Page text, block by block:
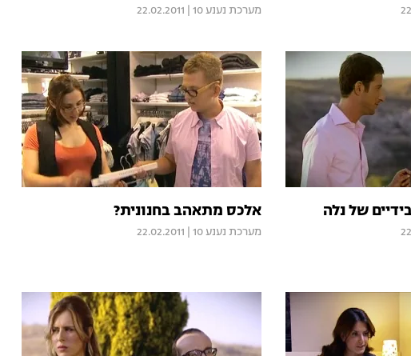
מערכת נענע 10 22.02.2011
אלכס מתאהב בחנונית?
מערכת נענע 10 22.02.2011